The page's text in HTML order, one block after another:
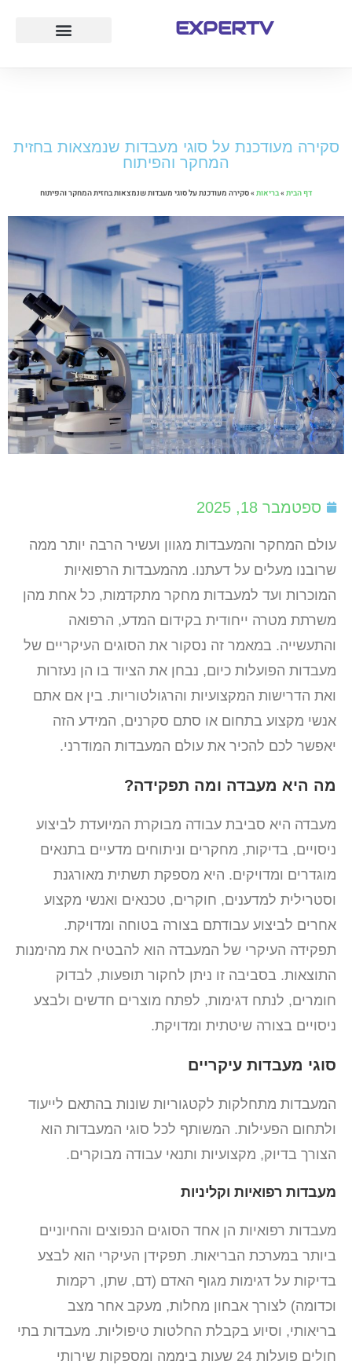
EXPERTV
סקירה מעודכנת על סוגי מעבדות שנמצאות בחזית
המחקר והפיתוח
דף הבית»בריאות»סקירה מעודכנת על סוגי מעבדות שנמצאות בחזית המחקר והפיתוח
ספטמבר 18, 2025
עולם המחקר והמעבדות מגוון ועשיר הרבה יותר ממה
שרובנו מעלים על דעתנו. מהמעבדות הרפואיות
המוכרות ועד למעבדות מחקר מתקדמות, כל אחת מהן
משרתת מטרה ייחודית בקידום המדע, הרפואה
והתעשייה. במאמר זה נסקור את הסוגים העיקריים של
מעבדות הפועלות כיום, נבחן את הציוד בו הן נעזרות
ואת הדרישות המקצועיות והרגולטוריות. בין אם אתם
אנשי מקצוע בתחום או סתם סקרנים, המידע הזה
יאפשר לכם להכיר את עולם המעבדות המודרני.
מה היא מעבדה ומה תפקידה?
מעבדה היא סביבת עבודה מבוקרת המיועדת לביצוע
ניסויים, בדיקות, מחקרים וניתוחים מדעיים בתנאים
מוגדרים ומדויקים. היא מספקת תשתית מאורגנת
וסטרילית למדענים, חוקרים, טכנאים ואנשי מקצוע
אחרים לביצוע עבודתם בצורה בטוחה ומדויקת.
תפקידה העיקרי של המעבדה הוא להבטיח את מהימנות
התוצאות. בסביבה זו ניתן לחקור תופעות, לבדוק
חומרים, לנתח דגימות, לפתח מוצרים חדשים ולבצע
ניסויים בצורה שיטתית ומדויקת.
סוגי מעבדות עיקריים
המעבדות מתחלקות לקטגוריות שונות בהתאם לייעוד
ולתחום הפעילות. המשותף לכל סוגי המעבדות הוא
הצורך בדיוק, מקצועיות ותנאי עבודה מבוקרים.
מעבדות רפואיות וקליניות
מעבדות רפואיות הן אחד הסוגים הנפוצים והחיוניים
ביותר במערכת הבריאות. תפקידן העיקרי הוא לבצע
בדיקות על דגימות מגוף האדם (דם, שתן, רקמות
וכדומה) לצורך אבחון מחלות, מעקב אחר מצב
בריאותי, וסיוע בקבלת החלטות טיפוליות. מעבדות בתי
חולים פועלות 24 שעות ביממה ומספקות שירותי